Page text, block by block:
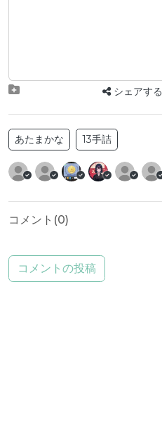
シェアする
あたまかな 13手詰
コメント(0)
コメントの投稿